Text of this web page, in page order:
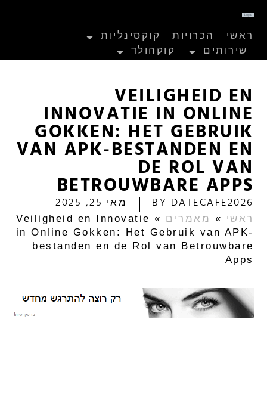
ראשי הכרויות קוקסינליות
שירותים קוקהולד
VEILIGHEID EN
INNOVATIE IN ONLINE
GOKKEN: HET GEBRUIK
VAN APK-BESTANDEN EN
DE ROL VAN
BETROUWBARE APPS
BY DATECAFE2026 מאי 25, 2025
ראשי » מאמרים »
Veiligheid en Innovatie
in Online Gokken: Het Gebruik van APK-
bestanden en de Rol van Betrouwbare
Apps